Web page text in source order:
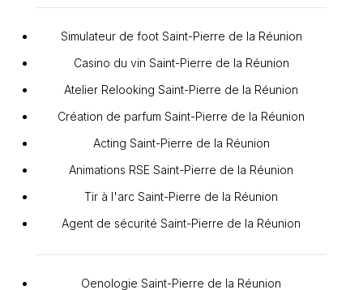
Simulateur de foot Saint-Pierre de la Réunion
Casino du vin Saint-Pierre de la Réunion
Atelier Relooking Saint-Pierre de la Réunion
Création de parfum Saint-Pierre de la Réunion
Acting Saint-Pierre de la Réunion
Animations RSE Saint-Pierre de la Réunion
Tir à l'arc Saint-Pierre de la Réunion
Agent de sécurité Saint-Pierre de la Réunion
Oenologie Saint-Pierre de la Réunion